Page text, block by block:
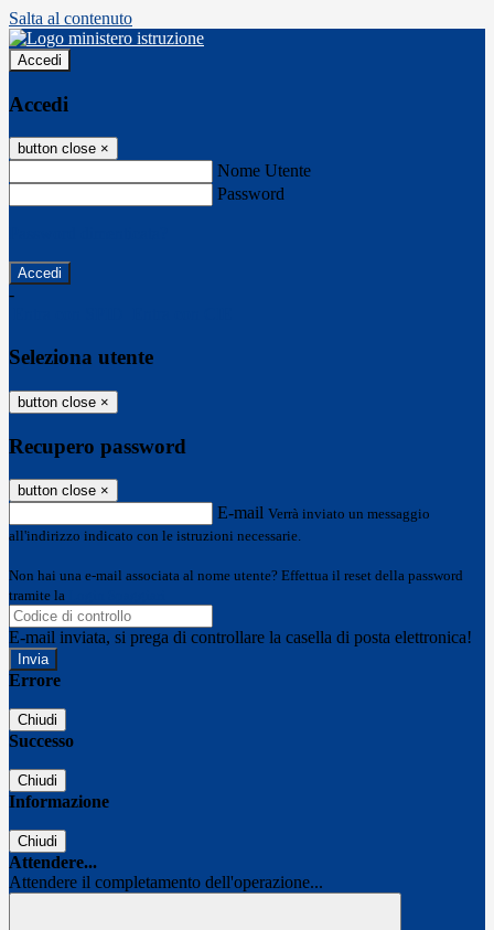
Salta al contenuto
Accedi
Accedi
button close ×
Nome Utente
Password
-
Seleziona utente
button close ×
Recupero password
button close ×
E-mail Verrà inviato un messaggio
all'indirizzo indicato con le istruzioni necessarie.
Non hai una e-mail associata al nome utente? Effettua il reset della password
tramite la
E-mail inviata, si prega di controllare la casella di posta elettronica!
Errore
Chiudi
Successo
Chiudi
Informazione
Chiudi
Attendere...
Attendere il completamento dell'operazione...